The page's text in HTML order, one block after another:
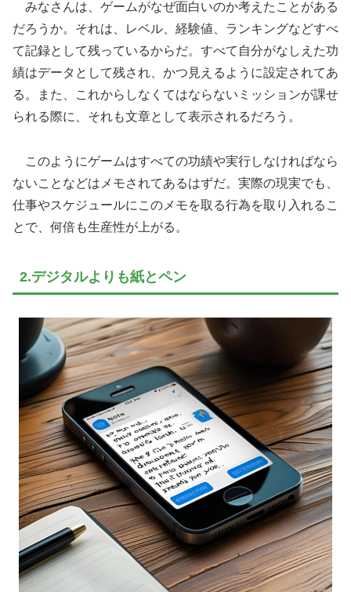
みなさんは、ゲームがなぜ面白いのか考えたことがある
だろうか。それは、レベル、経験値、ランキングなどすべ
て記録として残っているからだ。すべて自分がなしえた功
績はデータとして残され、かつ見えるように設定されてあ
る。また、これからしなくてはならないミッションが課せ
られる際に、それも文章として表示されるだろう。
このようにゲームはすべての功績や実行しなければなら
ないことなどはメモされてあるはずだ。実際の現実でも、
仕事やスケジュールにこのメモを取る行為を取り入れるこ
とで、何倍も生産性が上がる。
2.デジタルよりも紙とペン